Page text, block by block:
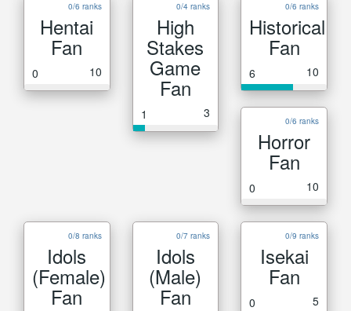
0/6 ranks
Hentai
Fan
0 10
0/4 ranks
High
Stakes
Game
Fan
1 3
0/6 ranks
Historical
Fan
6 10
0/6 ranks
Horror
Fan
0 10
0/8 ranks
Idols
(Female)
Fan
0/7 ranks
Idols
(Male)
Fan
0/9 ranks
Isekai
Fan
0 5